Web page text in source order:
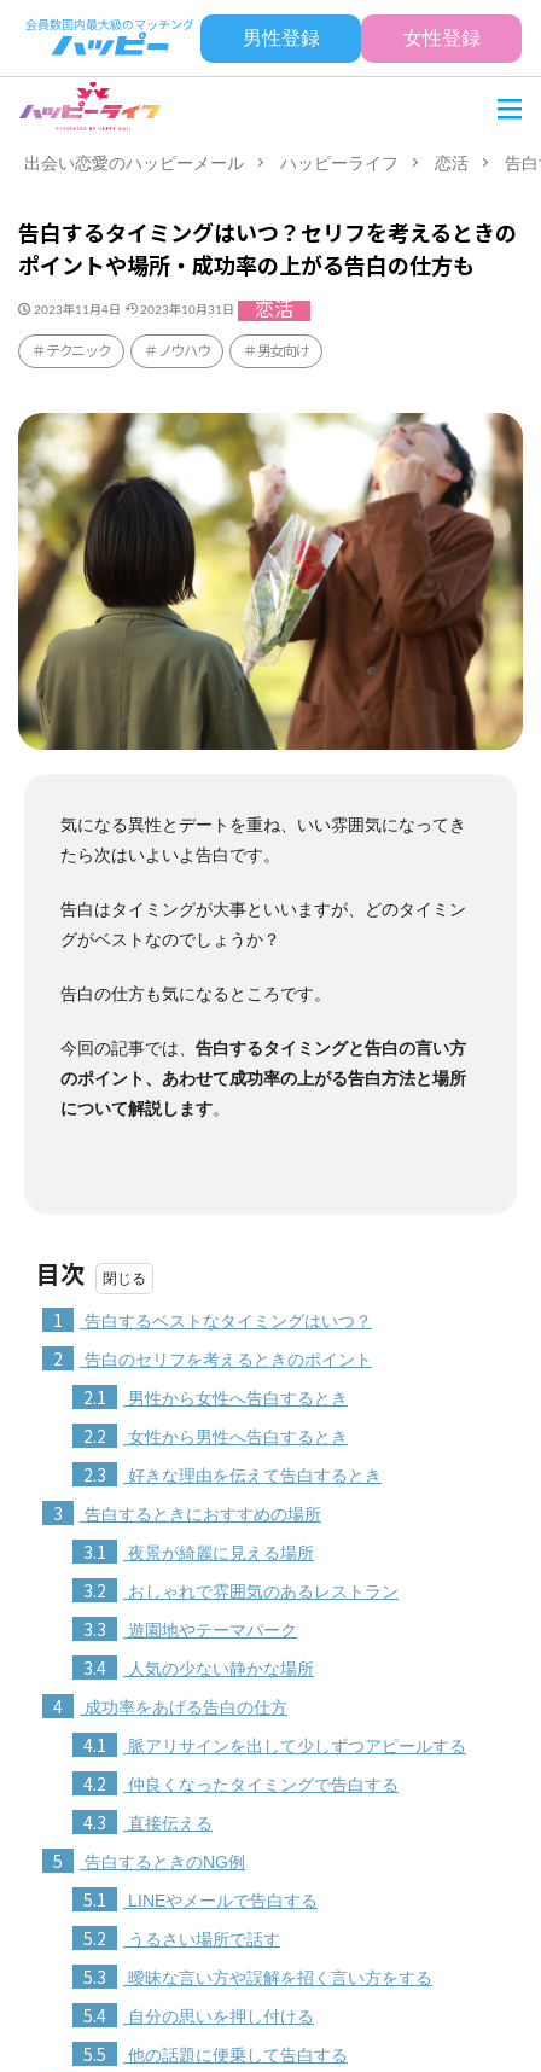
男性登録 女性登録
出会い恋愛のハッピーメール ハッピーライフ 恋活 告
告白するタイミングはいつ？セリフを考えるときの
ポイントや場所・成功率の上がる告白の仕方も
2023年11月4日 2023年10月31日 恋活
テクニック ノウハウ 男女向け
気になる異性とデートを重ね、いい雰囲気になってき
たら次はいよいよ告白です。
告白はタイミングが大事といいますが、どのタイミン
グがベストなのでしょうか？
告白の仕方も気になるところです。
今回の記事では、 告白するタイミングと告白の言い方
のポイント、あわせて成功率の上がる告白方法と場所
について解説します。
目次
1 告白するベストなタイミングはいつ？
2 告白のセリフを考えるときのポイント
2.1 男性から女性へ告白するとき
2.2 女性から男性へ告白するとき
2.3 好きな理由を伝えて告白するとき
3 告白するときにおすすめの場所
3.1 夜景が綺麗に見える場所
3.2 おしゃれで雰囲気のあるレストラン
3.3 遊園地やテーマパーク
3.4 人気の少ない静かな場所
4 成功率をあげる告白の仕方
4.1 脈アリサインを出して少しずつアピールする
4.2 仲良くなったタイミングで告白する
4.3 直接伝える
5 告白するときのNG例
5.1 LINEやメールで告白する
5.2 うるさい場所で話す
5.3 曖昧な言い方や誤解を招く言い方をする
5.4 自分の思いを押し付ける
5.5 他の話題に便乗して告白する